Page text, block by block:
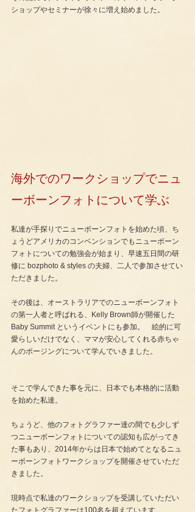
ショップやセミナーが徐々に増え始めました。
海外でのワークショップでニュ
ーボーンフォトについて学ぶ
私達が手探りでニューボーンフォトを始めた頃、ち
ょうどアメリカのコンベンションでもニューボーン
フォトについての勉強会が始まり、早速五日間の研
修に bozphoto & styles の夫婦、二人で参加させてい
ただきました。
その後は、オーストラリアでのニューボーンフォト
の第一人者と呼ばれる、Kelly Brown師が開催した
Baby Summit というイベントにも参加。
絵的に可
愛らしいだけでなく、ママが安心してくれる赤ちゃ
んのポージングについて学んでいきました。
そこで学んできた事を元に、日本でも本格的に活動
を始めた私達。
ちょうど、他のフォトグラファー達の間でも少しず
つニューボーンフォトについての認知も広がってき
た事もあり、2014年からは日本で始めてとなるニュ
ーボーンフォトワークショップを開催させていただ
きました。
現時点で私達のワークショップを受講していただい